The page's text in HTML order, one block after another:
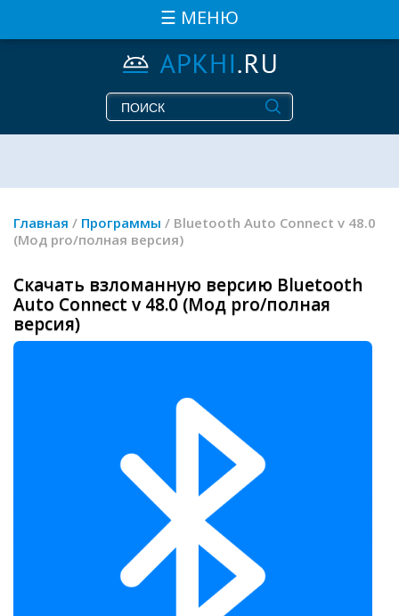
☰ МЕНЮ
Главная / Программы / Bluetooth Auto Connect v 48.0
(Мод pro/полная версия)
Скачать взломанную версию Bluetooth
Auto Connect v 48.0 (Мод pro/полная
версия)